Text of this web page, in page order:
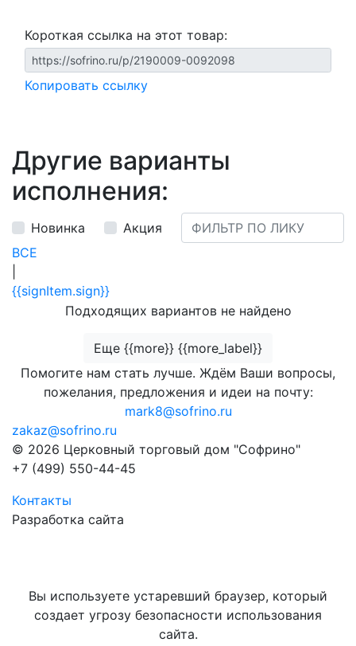
Короткая ссылка на этот товар:
Копировать ссылку
Другие варианты
исполнения:
Новинка
Акция
ВСЕ
{{signItem.sign}}
Подходящих вариантов не найдено
Еще {{more}} {{more_label}}
Помогите нам стать лучше. Ждём Ваши вопросы,
пожелания, предложения и идеи на почту:
mark8@sofrino.ru
zakaz@sofrino.ru
© 2026 Церковный торговый дом "Софрино"
+7 (499) 550-44-45
Контакты
Разработка сайта
Вы используете устаревший браузер, который
создает угрозу безопасности использования
сайта.